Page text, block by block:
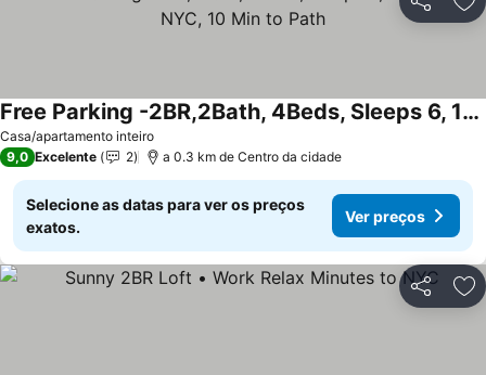
Partilhar
Casa/apartamento inteiro
Free Parking -2BR,2Bath, 4Beds, Sleeps 6, 10 Min to NYC, 10 Min to Path
9,0 Excelente 2 a 0.3 km de Centro da cidade
Selecione as datas para ver os preços
exatos.
Ver preços
Partilhar